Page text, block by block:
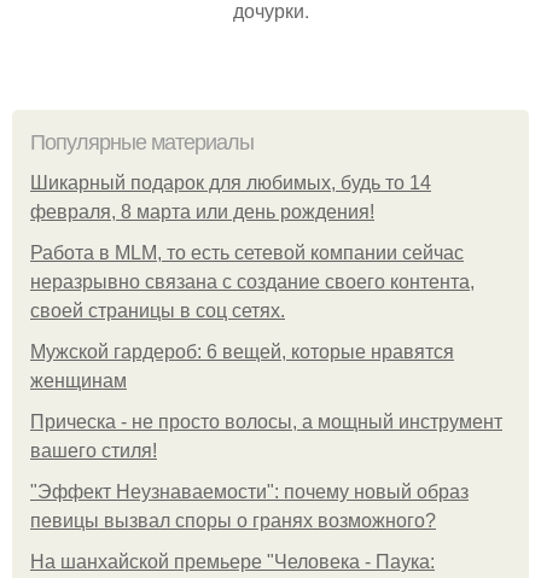
дочурки.
Популярные материалы
Шикарный подарок для любимых, будь то 14
февраля, 8 марта или день рождения!
Работа в MLM, то есть сетевой компании сейчас
неразрывно связана с создание своего контента,
своей страницы в соц сетях.
Мужской гардероб: 6 вещей, которые нравятся
женщинам
Прическа - не просто волосы, а мощный инструмент
вашего стиля!
"Эффект Неузнаваемости": почему новый образ
певицы вызвал споры о гранях возможного?
На шанхайской премьере "Человека - Паука: